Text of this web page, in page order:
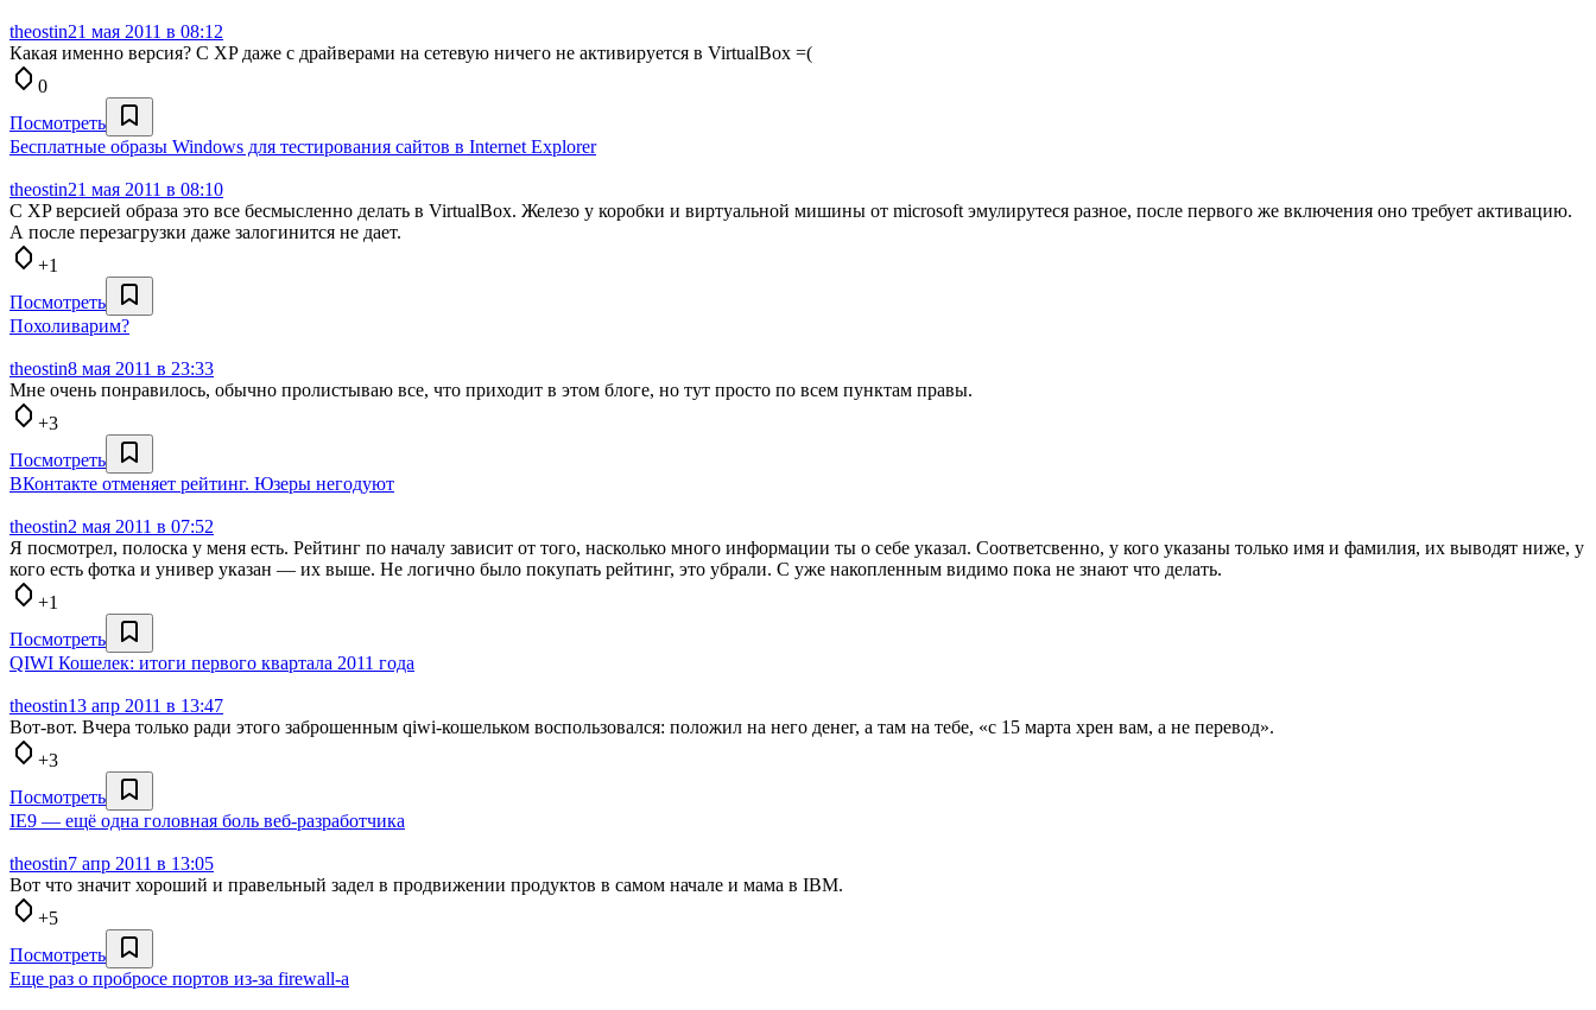
theostin21 мая 2011 в 08:12
Какая именно версия? С XP даже с драйверами на сетевую ничего не активируется в VirtualBox =(
0
Посмотреть
Бесплатные образы Windows для тестирования сайтов в Internet Explorer
theostin21 мая 2011 в 08:10
С XP версией образа это все бесмысленно делать в VirtualBox. Железо у коробки и виртуальной мишины от microsoft эмулирутеся разное, после первого же включения оно требует активацию.
А после перезагрузки даже залогинится не дает.
+1
Посмотреть
Похоливарим?
theostin8 мая 2011 в 23:33
Мне очень понравилось, обычно пролистываю все, что приходит в этом блоге, но тут просто по всем пунктам правы.
+3
Посмотреть
ВКонтакте отменяет рейтинг. Юзеры негодуют
theostin2 мая 2011 в 07:52
Я посмотрел, полоска у меня есть. Рейтинг по началу зависит от того, насколько много информации ты о себе указал. Соответсвенно, у кого указаны только имя и фамилия, их выводят ниже, у
кого есть фотка и универ указан — их выше. Не логично было покупать рейтинг, это убрали. С уже накопленным видимо пока не знают что делать.
+1
Посмотреть
QIWI Кошелек: итоги первого квартала 2011 года
theostin13 апр 2011 в 13:47
Вот-вот. Вчера только ради этого заброшенным qiwi-кошельком воспользовался: положил на него денег, а там на тебе, «с 15 марта хрен вам, а не перевод».
+3
Посмотреть
IE9 — ещё одна головная боль веб-разработчика
theostin7 апр 2011 в 13:05
Вот что значит хороший и правельный задел в продвижении продуктов в самом начале и мама в IBM.
+5
Посмотреть
Еще раз о пробросе портов из-за firewall-a